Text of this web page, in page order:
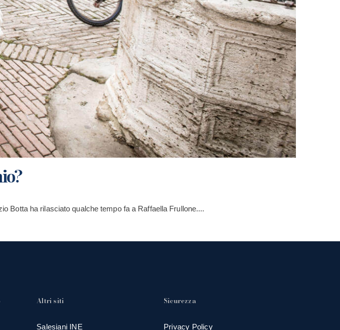
Botta ha rilasciato qualche tempo fa a Raffaella Frullone....
Altri siti
Salesiani INE
Sicurezza
Privacy Policy